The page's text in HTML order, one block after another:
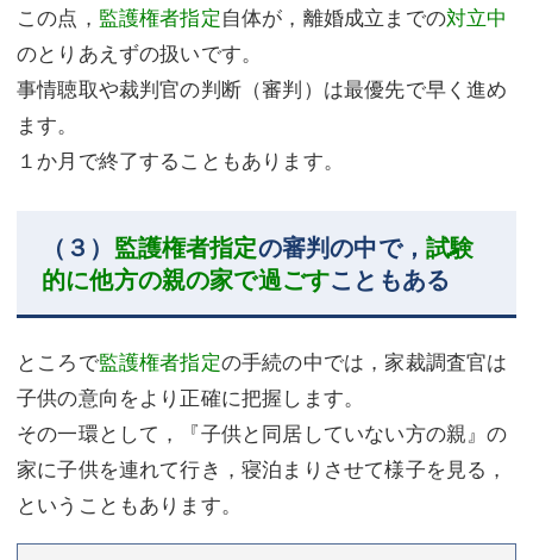
この点， 監護権者指定自体が，離婚成立までの対立中
のとりあえずの扱いです。
事情聴取や裁判官の判断（審判）は最優先で早く進め
ます。
１か月で終了することもあります。
（３） 監護権者指定の審判の中で， 試験
的に他方の親の家で過ごすこともある
ところで監護権者指定の手続の中では，家裁調査官は
子供の意向をより正確に把握します。
その一環として，『子供と同居していない方の親』の
家に子供を連れて行き，寝泊まりさせて様子を見る，
ということもあります。